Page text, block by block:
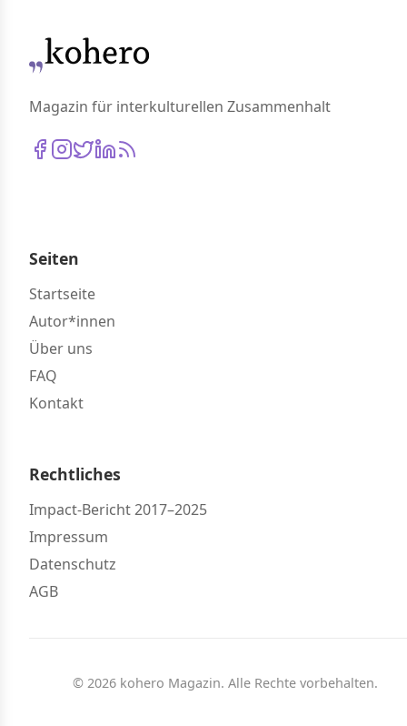
Magazin für interkulturellen Zusammenhalt
Seiten
Startseite
Autor*innen
Über uns
FAQ
Kontakt
Rechtliches
Impact-Bericht 2017–2025
Impressum
Datenschutz
AGB
© 2026 kohero Magazin. Alle Rechte vorbehalten.